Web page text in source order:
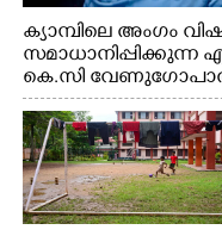
ക്യാമ്പിലെ അംഗം
സമാധാനിപ്പിക്കുന്ന
കെ.സി
എക്സൈസ് വകുപ്പ്